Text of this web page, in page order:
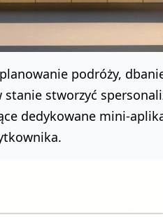
podróży,
stworzyć
dedykowane mini-